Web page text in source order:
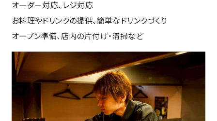
オーダー対応、レジ対応
お料理やドリンクの提供、簡単なドリンクづくり
オープン準備、店内の片付け・清掃など